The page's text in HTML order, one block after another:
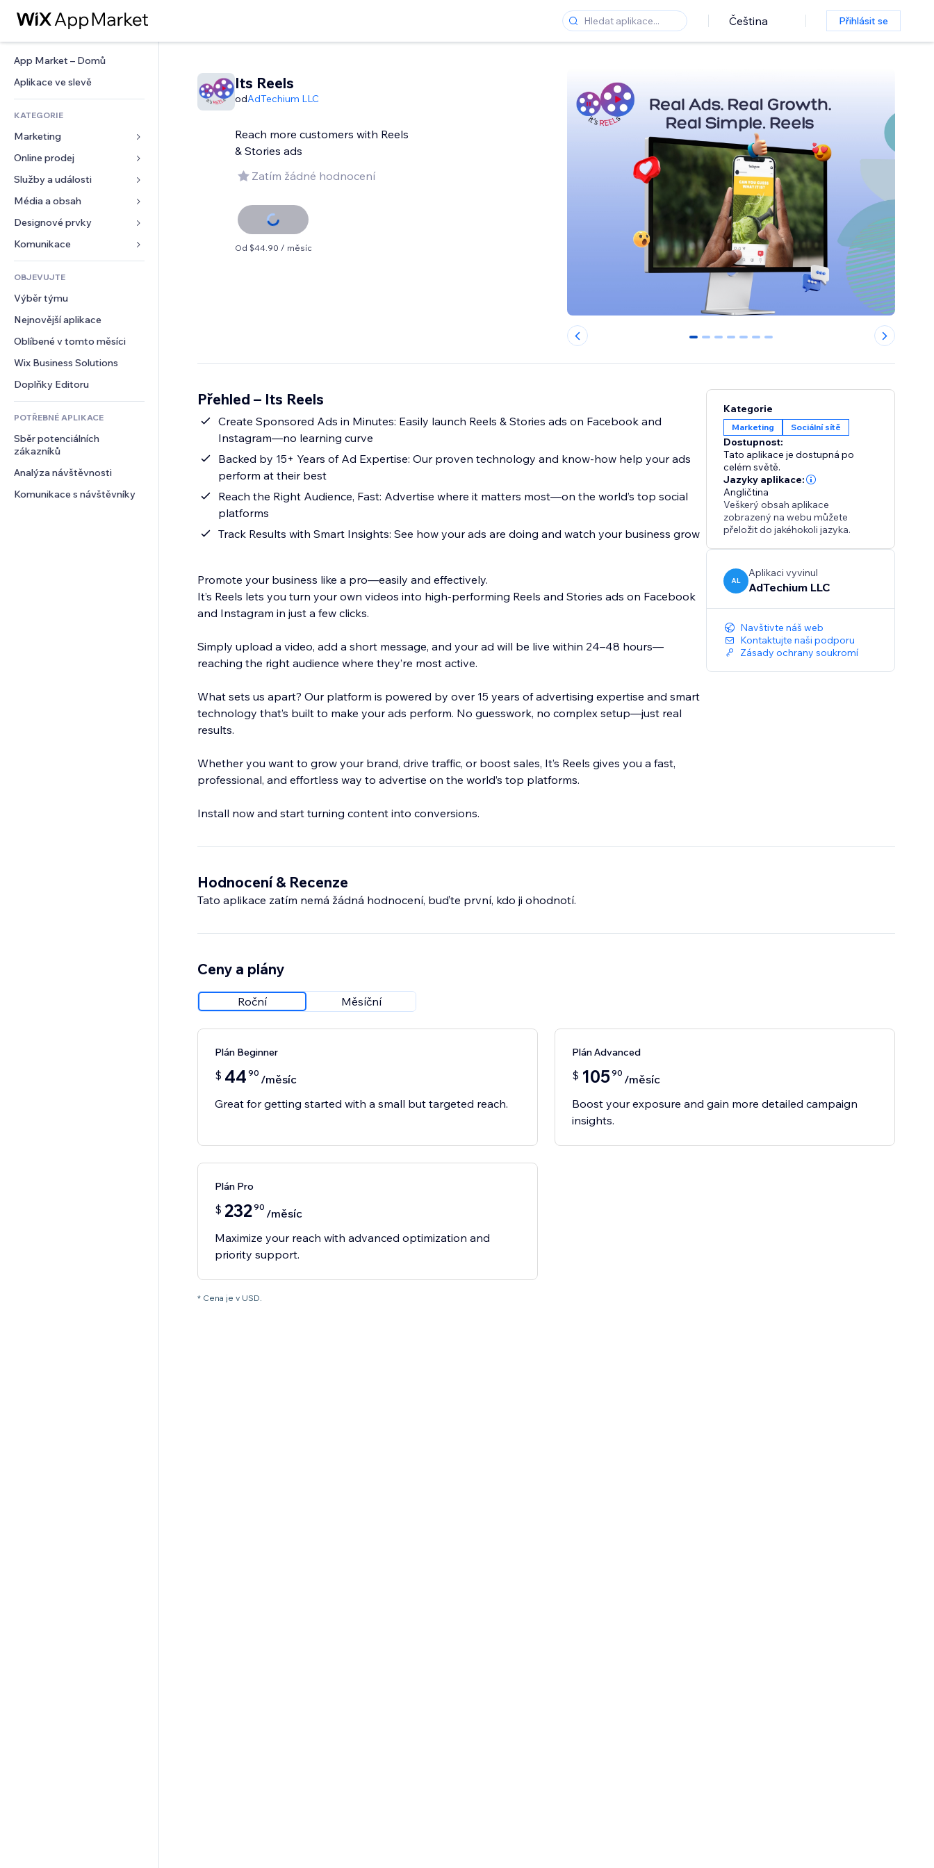
Čeština Přihlásit se
App Market – Domů
Aplikace ve slevě
KATEGORIE
Marketing
Reklamy
Mobilní zařízení
Analytika
Výpisy webu
E‑mail
Online prodej
Aplikace pro obchody
Doprava a doručení
Tlačítka pro prodej
Účetnictví
Kupóny a věrnostní programy
Skladování
Jídlo a nápoje
Služby a události
Ubytování
Události
Restaurace
Nemovitosti
Rezervace
Média a obsah
Galerie
Hudba
Podcasty
Fotografie
Video
PDF
Sdílení souborů
Novinky
Designové prvky
Mapy a navigace
Soukromí a bezpečnost
Hodiny
Šablony stránek
Efekty pro obrázky
Tlačítka a nabídky
Bannery a odznaky
Kalkulačky
Vyhledávání
Počasí
Tabulky a grafy
Formuláře
Ankety
Chat
Komentáře
Telefon
Komunita
Reference a recenze
CRM
OBJEVUJTE
Výběr týmu
Nejnovější aplikace
Oblíbené v tomto měsíci
Wix Business Solutions
Doplňky Editoru
POTŘEBNÉ APLIKACE
Sběr potenciálních
zákazníků
Analýza návštěvnosti
Komunikace s návštěvníky
Its Reels
odAdTechium LLC
Reach more customers with Reels
& Stories ads
Zatím žádné hodnocení
Od $44.90 / měsíc
0 1 2 3 4 5 6
Přehled – Its Reels
Create Sponsored Ads in Minutes: Easily launch Reels & Stories ads on Facebook and
Instagram—no learning curve
Backed by 15+ Years of Ad Expertise: Our proven technology and know-how help your ads
perform at their best
Reach the Right Audience, Fast: Advertise where it matters most—on the world’s top social
platforms
Track Results with Smart Insights: See how your ads are doing and watch your business grow
Promote your business like a pro—easily and effectively.
It’s Reels lets you turn your own videos into high-performing Reels and Stories ads on Facebook
and Instagram in just a few clicks.
Simply upload a video, add a short message, and your ad will be live within 24–48 hours—
reaching the right audience where they’re most active.
What sets us apart? Our platform is powered by over 15 years of advertising expertise and smart
technology that’s built to make your ads perform. No guesswork, no complex setup—just real
results.
Whether you want to grow your brand, drive traffic, or boost sales, It’s Reels gives you a fast,
professional, and effortless way to advertise on the world’s top platforms.
Install now and start turning content into conversions.
Kategorie
Marketing Sociální sítě
Dostupnost:
Tato aplikace je dostupná po
celém světě.
Jazyky aplikace:
Angličtina
Veškerý obsah aplikace
zobrazený na webu můžete
přeložit do jakéhokoli jazyka.
AL
Aplikaci vyvinul
AdTechium LLC
Navštivte náš web
Kontaktujte naši podporu
Zásady ochrany soukromí
Hodnocení & Recenze
Tato aplikace zatím nemá žádná hodnocení, buďte první, kdo ji ohodnotí.
Ceny a plány
Roční Měsíční
Plán Beginner
$ 44 90 /měsíc
Great for getting started with a small but targeted reach.
Plán Advanced
$ 10590 /měsíc
Boost your exposure and gain more detailed campaign
insights.
Plán Pro
$ 23290 /měsíc
Maximize your reach with advanced optimization and
priority support.
* Cena je v USD.